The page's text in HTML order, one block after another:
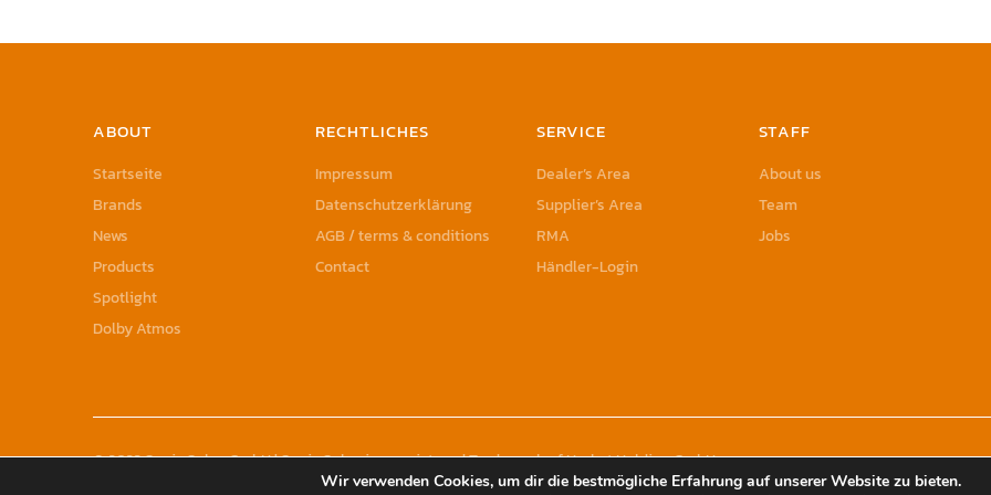
ABOUT
Startseite
Brands
News
Products
Spotlight
Dolby Atmos
RECHTLICHES
Impressum
Datenschutzerklärung
AGB / terms & conditions
Contact
SERVICE
Dealer’s Area
Supplier’s Area
RMA
Händler-Login
STAFF
About us
Team
Jobs
© 2023 Sonic Sales GmbH | Sonic Sales is a registered Trademark of Herbst Holding GmbH
Wir verwenden Cookies, um dir die bestmögliche Erfahrung auf unserer Website zu bieten.